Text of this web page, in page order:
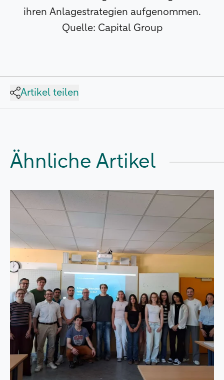
ihren Anlagestrategien aufgenommen.
Quelle: Capital Group
Artikel teilen
Ähnliche Artikel